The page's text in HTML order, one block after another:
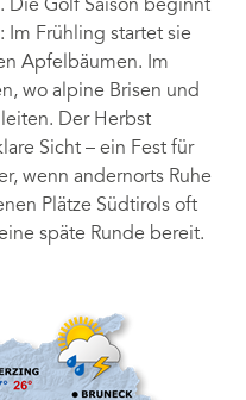
Die Golf Saison beginnt
Im Frühling startet sie
Apfelbäumen. Im
wo alpine Brisen und
Der Herbst
Sicht – ein Fest für
wenn andernorts Ruhe
Plätze Südtirols oft
späte Runde bereit.